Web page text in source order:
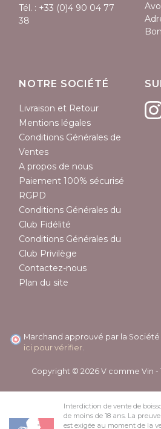
Tél. : +33 (0)4 90 04 77
38
NOTRE SOCIÉTÉ
Livraison et Retour
Mentions légales
Conditions Générales de
Ventes
A propos de nous
Paiement 100% sécurisé
RGPD
Conditions Générales du
Club Fidélité
Conditions Générales du
Club Privilège
Contactez-nous
Plan du site
Marchand approuvé par la Société
ici pour vérifier.
Copyright © 2026 V comme Vin -
Interdiction de vente de
de moins de 18 ans. La
est exigée au moment de la